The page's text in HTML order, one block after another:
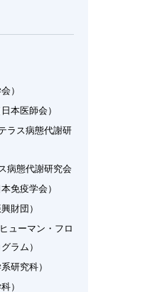
）
本医師会）
ラス病態代謝研
病態代謝研究会
免疫学会）
財団）
ューマン・フロ
ラム）
研究科）
）